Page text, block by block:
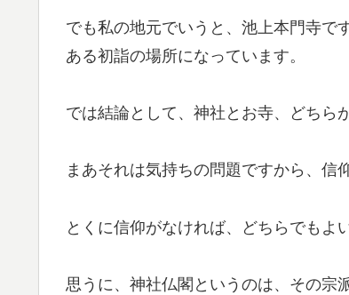
でも私の地元でいうと、池上本門寺で
ある初詣の場所になっています。
では結論として、神社とお寺、どちら
まあそれは気持ちの問題ですから、信
とくに信仰がなければ、どちらでもよ
思うに、神社仏閣というのは、その宗